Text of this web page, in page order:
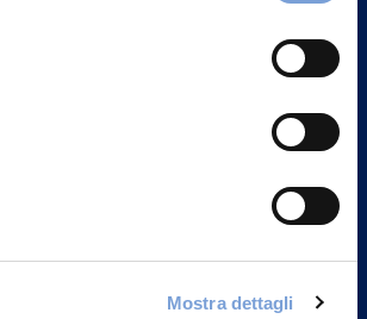
Mostra dettagli
S.p.A.